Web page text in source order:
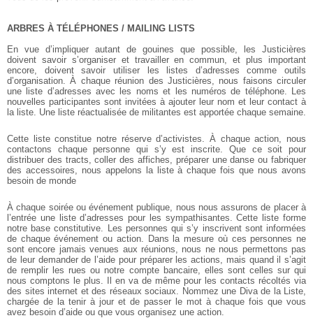
ARBRES À TÉLÉPHONES / MAILING LISTS
En vue d’impliquer autant de gouines que possible, les Justicières
doivent savoir s’organiser et travailler en commun, et plus important
encore, doivent savoir utiliser les listes d’adresses comme outils
d’organisation. À chaque réunion des Justicières, nous faisons circuler
une liste d’adresses avec les noms et les numéros de téléphone. Les
nouvelles participantes sont invitées à ajouter leur nom et leur contact à
la liste. Une liste réactualisée de militantes est apportée chaque semaine.
Cette liste constitue notre réserve d’activistes. À chaque action, nous
contactons chaque personne qui s’y est inscrite. Que ce soit pour
distribuer des tracts, coller des affiches, préparer une danse ou fabriquer
des accessoires, nous appelons la liste à chaque fois que nous avons
besoin de monde
À chaque soirée ou événement publique, nous nous assurons de placer à
l’entrée une liste d’adresses pour les sympathisantes. Cette liste forme
notre base constitutive. Les personnes qui s’y inscrivent sont informées
de chaque événement ou action. Dans la mesure où ces personnes ne
sont encore jamais venues aux réunions, nous ne nous permettons pas
de leur demander de l’aide pour préparer les actions, mais quand il s’agit
de remplir les rues ou notre compte bancaire, elles sont celles sur qui
nous comptons le plus. Il en va de même pour les contacts récoltés via
des sites internet et des réseaux sociaux. Nommez une Diva de la Liste,
chargée de la tenir à jour et de passer le mot à chaque fois que vous
avez besoin d’aide ou que vous organisez une action.